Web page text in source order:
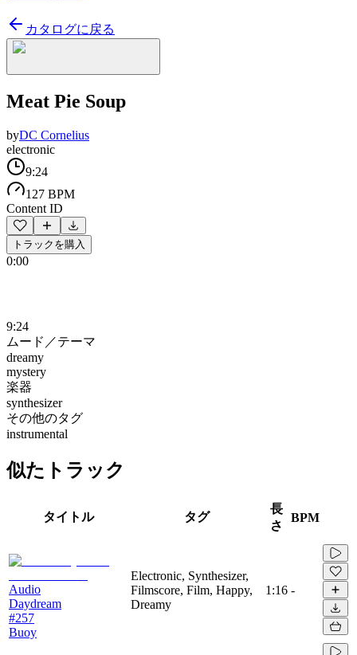
カタログに戻る
Meat Pie Soup
byDC Cornelius
electronic
9:24
127 BPM
Content ID
トラックを購入
0:00
9:24
ムード／テーマ
dreamy
mystery
楽器
synthesizer
その他のタグ
instrumental
似たトラック
タイトル タグ
長
さ
BPM
Audio
Daydream
#257
Buoy
Electronic, Synthesizer,
Filmscore, Film, Happy,
Dreamy
1:16 -